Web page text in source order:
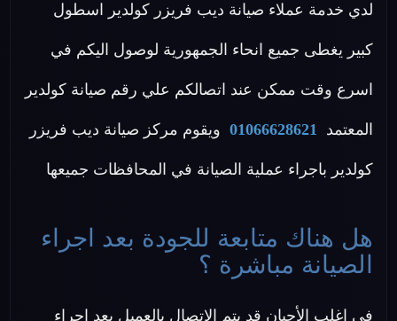
لدي خدمة عملاء صيانة ديب فريزر كولدير اسطول
كبير يغطى جميع انحاء الجمهورية لوصول اليكم في
اسرع وقت ممكن عند اتصالكم علي رقم صيانة كولدير
المعتمد 01066628621 ويقوم مركز صيانة ديب فريزر
كولدير باجراء عملية الصيانة في المحافظات جميعها
هل هناك متابعة للجودة بعد اجراء
الصيانة مباشرة ؟
في اغلب الأحيان قد يتم الاتصال بالعميل بعد اجراء